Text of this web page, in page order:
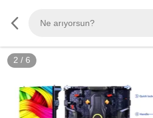
2 / 6